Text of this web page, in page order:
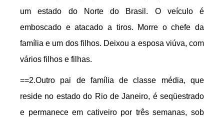
um estado do Norte do Brasil. O veículo é
emboscado e atacado a tiros. Morre o chefe da
família e um dos filhos. Deixou a esposa viúva, com
vários filhos e filhas.
==2.Outro pai de família de classe média, que
reside no estado do Rio de Janeiro, é seqüestrado
e permanece em cativeiro por três semanas, sob